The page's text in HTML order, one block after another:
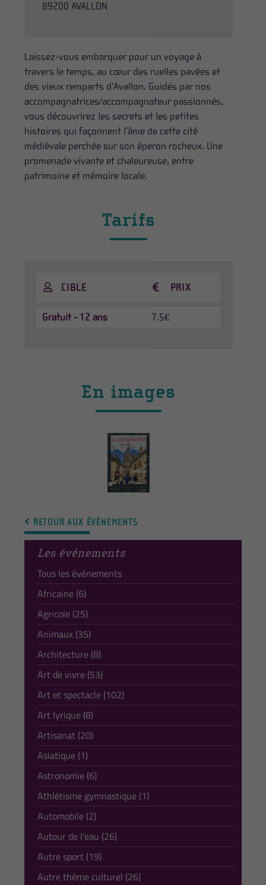
Les événements
Tous les événements
Africaine (6)
Agricole (25)
Animaux (35)
Architecture (8)
Art de vivre (53)
Art et spectacle (102)
Art lyrique (8)
Artisanat (20)
Asiatique (1)
Astronomie (6)
Athlétisme gymnastique (1)
Automobile (2)
Autour de l'eau (26)
Autre sport (19)
Autre thème culturel (26)
89200 AVALLON
Laissez-vous embarquer pour un voyage à
travers le temps, au cœur des ruelles pavées et
des vieux remparts d’Avallon. Guidés par nos
accompagnatrices/accompagnateur passionnés,
vous découvrirez les secrets et les petites
histoires qui façonnent l’âme de cette cité
médiévale perchée sur son éperon rocheux. Une
promenade vivante et chaleureuse, entre
patrimoine et mémoire locale.
Tarifs
CIBLE PRIX
Gratuit - 12 ans 7.5€
En images
RETOUR AUX ÉVÉNEMENTS